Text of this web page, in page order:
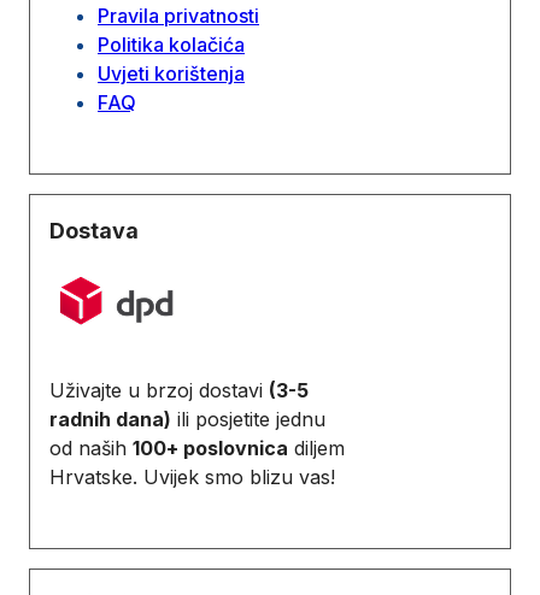
Pravila privatnosti
Politika kolačića
Uvjeti korištenja
FAQ
Dostava
Uživajte u brzoj dostavi (3-5
radnih dana) ili posjetite jednu
od naših 100+ poslovnica diljem
Hrvatske. Uvijek smo blizu vas!